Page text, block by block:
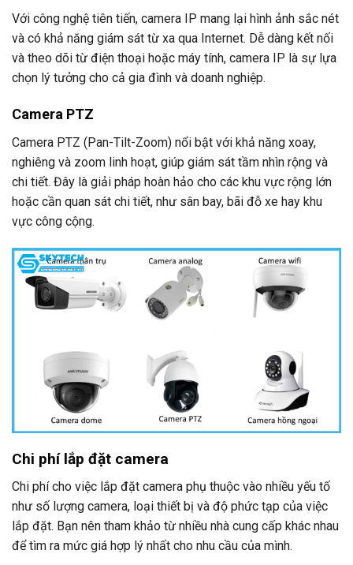
Với công nghệ tiên tiến, camera IP mang lại hình ảnh sắc nét
và có khả năng giám sát từ xa qua Internet. Dễ dàng kết nối
và theo dõi từ điện thoại hoặc máy tính, camera IP là sự lựa
chọn lý tưởng cho cả gia đình và doanh nghiệp.
Camera PTZ
Camera PTZ (Pan-Tilt-Zoom) nổi bật với khả năng xoay,
nghiêng và zoom linh hoạt, giúp giám sát tầm nhìn rộng và
chi tiết. Đây là giải pháp hoàn hảo cho các khu vực rộng lớn
hoặc cần quan sát chi tiết, như sân bay, bãi đỗ xe hay khu
vực công cộng.
Chi phí lắp đặt camera
Chi phí cho việc lắp đặt camera phụ thuộc vào nhiều yếu tố
như số lượng camera, loại thiết bị và độ phức tạp của việc
lắp đặt. Bạn nên tham khảo từ nhiều nhà cung cấp khác nhau
để tìm ra mức giá hợp lý nhất cho nhu cầu của mình.